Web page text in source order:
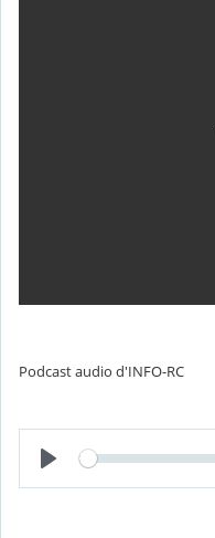
Podcast audio d'INFO-RC